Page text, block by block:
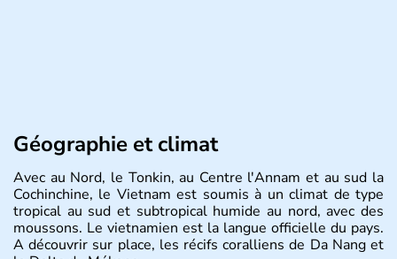
Géographie et climat
Avec au Nord, le Tonkin, au Centre l'Annam et au sud la
Cochinchine, le Vietnam est soumis à un climat de type
tropical au sud et subtropical humide au nord, avec des
moussons. Le vietnamien est la langue officielle du pays.
A découvrir sur place, les récifs coralliens de Da Nang et